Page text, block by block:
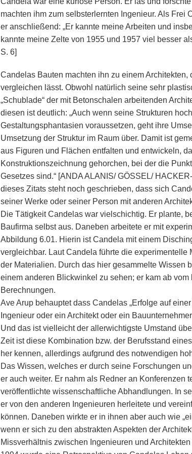
machten ihm zum selbsterlernten Ingenieur. Als Frei
er anschließend: „Er kannte meine Arbeiten und
kannte meine Zelte von 1955 und 1957 viel besser
S. 6]
Candelas Bauten machten ihn zu einem Architekten,
vergleichen lässt. Obwohl natürlich seine sehr
„Schublade“ der mit Betonschalen arbeitenden
diesen ist deutlich: „Auch wenn seine Strukturen
Gestaltungsphantasien voraussetzen, geht ihre
Umsetzung der Struktur im Raum über. Damit ist
aus Figuren und Flächen entfalten und entwickeln,
Konstruktionszeichnung gehorchen, bei der die
Gesetzes sind.“ [ANDA ALANIS/ GÖSSEL/
dieses Zitats steht noch geschrieben, dass sich
seiner Werke oder seiner Person mit anderen
Die Tätigkeit Candelas war vielschichtig. Er plante,
Baufirma selbst aus. Daneben arbeitete er mit
Abbildung 6.01. Hierin ist Candela mit einem
vergleichbar. Laut Candela führte die
der Materialien. Durch das hier gesammelte Wissen
einem anderen Blickwinkel zu sehen; er kam ab
Berechnungen.
Ave Arup behauptet dass Candelas „Erfolge auf
Ingenieur oder ein Architekt oder ein
Und das ist vielleicht der allerwichtigste Umstand
Zeit ist diese Kombination bzw. der Berufsstand
her kennen, allerdings aufgrund des notwendigen
Das Wissen, welches er durch seine Forschungen
er auch weiter. Er nahm als Redner an Konferenzen
veröffentlichte wissenschaftliche Abhandlungen. In
er von den anderen Ingenieuren herleitete und
können. Daneben wirkte er in ihnen aber auch wie
wenn er sich zu den abstrakten Aspekten der
Missverhältnis zwischen Ingenieuren und